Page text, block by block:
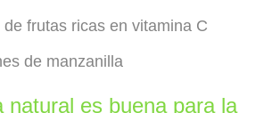
de frutas ricas en vitamina C
de manzanilla
natural es buena para la